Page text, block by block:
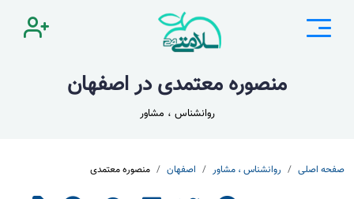
منصوره معتمدی در اصفهان
روانشناس ، مشاور
صفحه اصلی روانشناس ، مشاور اصفهان منصوره معتمدی